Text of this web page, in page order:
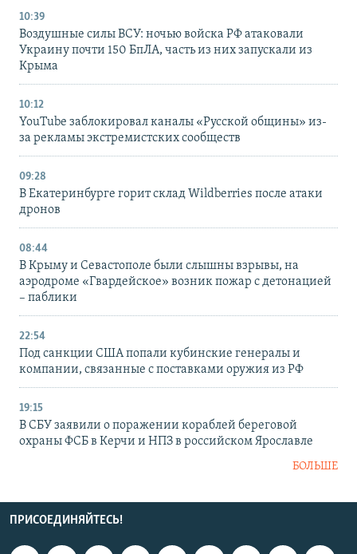
10:39
Воздушные силы ВСУ: ночью войска РФ атаковали
Украину почти 150 БпЛА, часть из них запускали из
Крыма
10:12
YouTube заблокировал каналы «Русской общины» из-
за рекламы экстремистских сообществ
09:28
В Екатеринбурге горит склад Wildberries после атаки
дронов
08:44
В Крыму и Севастополе были слышны взрывы, на
аэродроме «Гвардейское» возник пожар с детонацией
– паблики
22:54
Под санкции США попали кубинские генералы и
компании, связанные с поставками оружия из РФ
19:15
В СБУ заявили о поражении кораблей береговой
охраны ФСБ в Керчи и НПЗ в российском Ярославле
БОЛЬШЕ
ПРИСОЕДИНЯЙТЕСЬ!